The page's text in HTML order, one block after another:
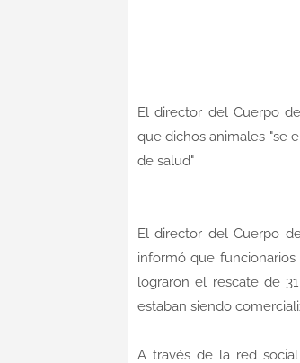
El director del Cuerpo
que dichos animales "se
de salud"
El director del Cuerpo
informó que
lograron el rescate de
estaban siendo
A través de la red